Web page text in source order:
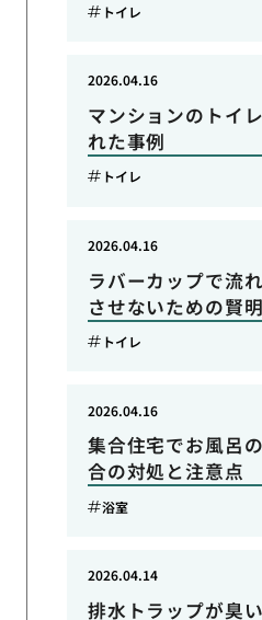
トイレ
マンションのトイ
れた事例
2026.04.16
トイレ
ラバーカップで流
させないための賢
2026.04.16
トイレ
集合住宅でお風呂
合の対処と注意点
2026.04.16
浴室
排水トラップが臭
2026.04.14